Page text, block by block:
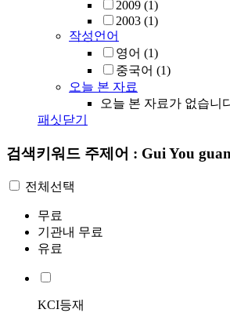
2009 (1)
2003 (1)
작성언어
영어 (1)
중국어 (1)
오늘 본 자료
오늘 본 자료가 없습니
패싯닫기
검색키워드 주제어 : Gui You
전체선택
무료
기관내 무료
유료
KCI등재